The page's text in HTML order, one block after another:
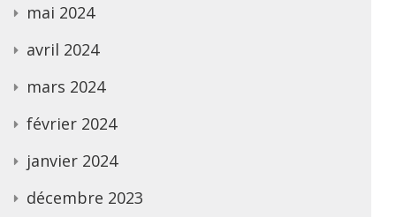
mai 2024
avril 2024
mars 2024
février 2024
janvier 2024
décembre 2023